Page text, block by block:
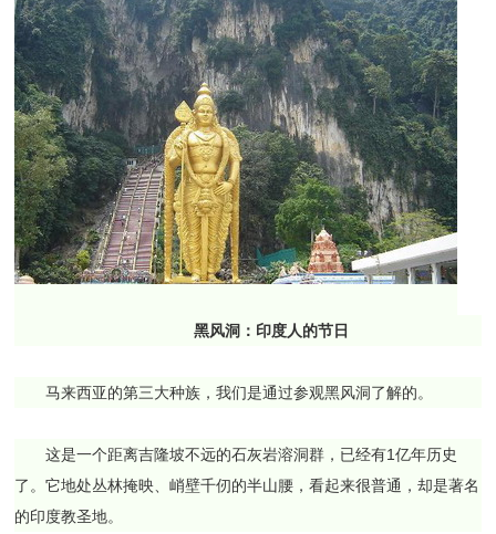
黑风洞：印度人的节日
马来西亚的第三大种族，我们是通过参观黑风洞了解的。
这是一个距离吉隆坡不远的石灰岩溶洞群，已经有1亿年历史
了。它地处丛林掩映、峭壁千仞的半山腰，看起来很普通，却是著名
的印度教圣地。